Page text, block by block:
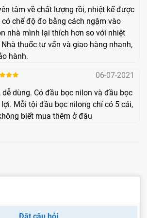
11g (đã có lắp pin)
132,5 x 10 mm (rộng x dài x dày)
nhiệt kế điện tử MC-246
kế.
MC-246 có tốt không? Ưu
246 có chất lượng tốt, sở hữu nhiều
thiết kế nhỏ gọn. Không chỉ đo được ở
tâm về chất lượng rồi, nhiệt kế được
có chế độ đo bằng cách ngậm vào
nhà mình lại thích hơn so với nhiệt
thuốc tư vấn và giao hàng nhanh,
hành.
06-07-2021
dễ dùng. Có đầu bọc nilon và đầu bọc
Mỗi tội đầu bọc nilong chỉ có 5 cái,
biết mua thêm ở đâu